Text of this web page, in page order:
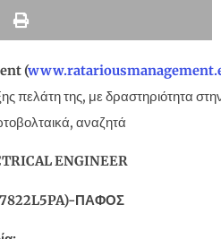
(www.ratariousmanagement.
πελάτη της, με δραστηριότητα
αναζητά
ENGINEER
L5PA)-ΠΑΦΟΣ